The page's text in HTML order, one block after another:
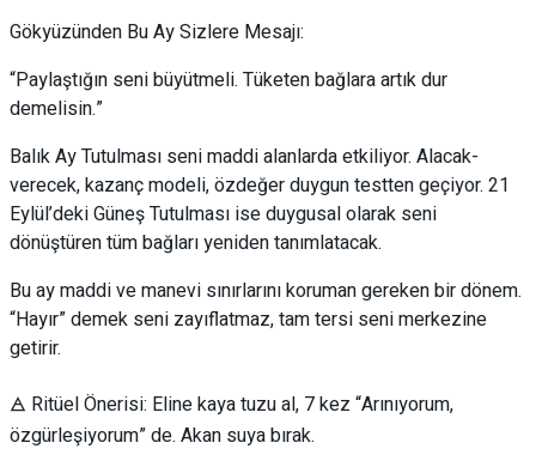
Gökyüzünden Bu Ay Sizlere Mesajı:
“Paylaştığın seni büyütmeli. Tüketen bağlara artık dur
demelisin.”
Balık Ay Tutulması seni maddi alanlarda etkiliyor. Alacak-
verecek, kazanç modeli, özdeğer duygun testten geçiyor. 21
Eylül’deki Güneş Tutulması ise duygusal olarak seni
dönüştüren tüm bağları yeniden tanımlatacak.
Bu ay maddi ve manevi sınırlarını koruman gereken bir dönem.
“Hayır” demek seni zayıflatmaz, tam tersi seni merkezine
getirir.
🜁 Ritüel Önerisi: Eline kaya tuzu al, 7 kez “Arınıyorum,
özgürleşiyorum” de. Akan suya bırak.